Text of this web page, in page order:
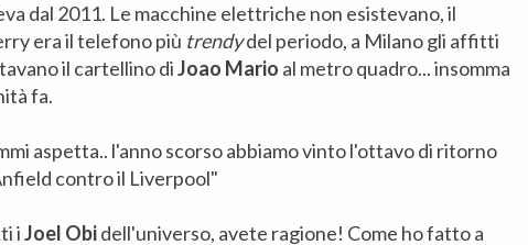
dal 2011. Le macchine elettriche non esistevano, il
era il telefono più trendydel periodo, a Milano gli affitti
il cartellino diJoao Mario al metro quadro... insomma
fa.
aspetta.. l'anno scorso abbiamo vinto l'ottavo di ritorno
contro il Liverpool"
iJoel Obidell'universo, avete ragione! Come ho fatto a